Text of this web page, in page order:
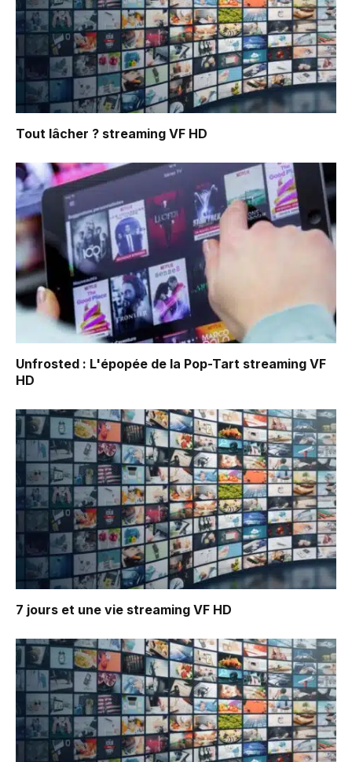
Tout lâcher ? streaming VF HD
Unfrosted : L'épopée de la Pop-Tart streaming VF
HD
7 jours et une vie streaming VF HD